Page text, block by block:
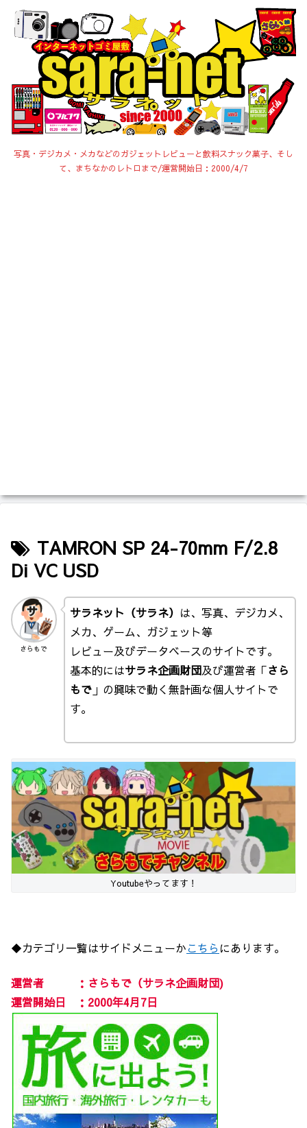
写真・デジカメ・メカなどのガジェットレビューと飲料スナック菓子、そし
て、まちなかのレトロまで/運営開始日：2000/4/7
TAMRON SP 24-70mm F/2.8
Di VC USD
さらもで
サラネット（サラネ） は、写真、デジカメ、
メカ、ゲーム、ガジェット等
レビュー及びデータベースのサイトです。
基本的にはサラネ企画財団及び運営者「さら
もで」の興味で動く無計画な個人サイトで
す。
Youtubeやってます！
◆カテゴリ一覧はサイドメニューかこちら にあります。
運営者 ：さらもで（サラネ企画財団)
運営開始日 ：2000年4月7日